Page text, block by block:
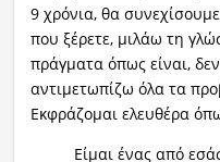
9 χρόνια, θα
που ξέρετε, μιλάω τη
πράγματα όπως είναι,
αντιμετωπίζω όλα τα
Εκφράζομαι ελευθέρα
Είμαι ένας από